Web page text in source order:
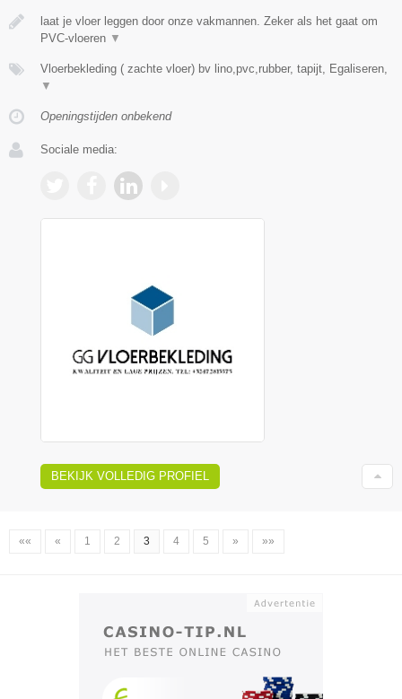
laat je vloer leggen door onze vakmannen. Zeker als het gaat om
PVC-vloeren ▼
Vloerbekleding ( zachte vloer) bv lino,pvc,rubber, tapijt, Egaliseren,
▼
Openingstijden onbekend
Sociale media:
BEKIJK VOLLEDIG PROFIEL
«« « 1 2 3 4 5 » »»